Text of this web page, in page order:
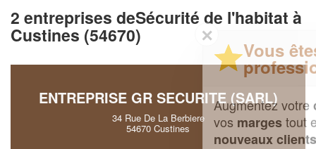
2 entreprises deSécurité de l'habitat à
Custines (54670)
ENTREPRISE GR SECURITE (SARL)
34 Rue De La Berbiere
54670 Custines
✕
Vous êtes un
professionnel ?
Augmentez votrechiffre d'affaireset
margestout en gagnant de